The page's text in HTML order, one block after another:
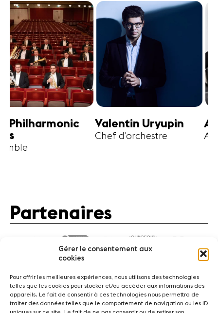
Gérer le consentement aux
cookies
Pour offrir les meilleures expériences, nous utilisons des technologies
telles que les cookies pour stocker et/ou accéder aux informations des
appareils. Le fait de consentir à ces technologies nous permettra de
traiter des données telles que le comportement de navigation ou les ID
Valentin Uryupin
Chef d'orchestre
Amihai
Partenaires
ActualitésConcerts Bénévoles Médiation